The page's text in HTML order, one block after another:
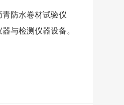
防水卷材试验仪
与检测仪器设备。